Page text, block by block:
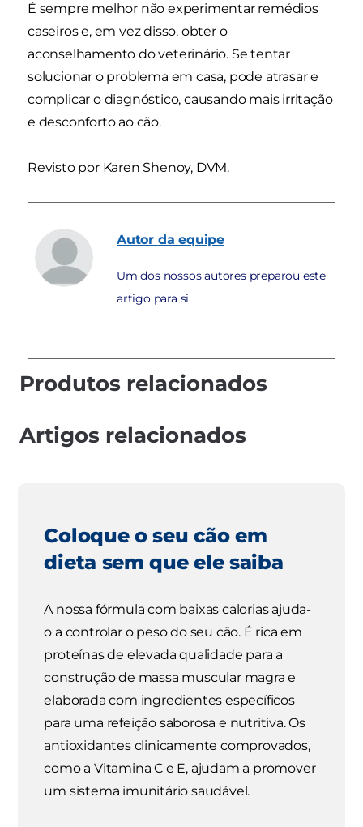
É sempre melhor não experimentar remédios
caseiros e, em vez disso, obter o
aconselhamento do veterinário. Se tentar
solucionar o problema em casa, pode atrasar e
complicar o diagnóstico, causando mais irritação
e desconforto ao cão.
Revisto por Karen Shenoy, DVM.
Autor da equipe
Um dos nossos autores preparou este
artigo para si
Produtos relacionados
Artigos relacionados
Coloque o seu cão em
dieta sem que ele saiba
A nossa fórmula com baixas calorias ajuda-
o a controlar o peso do seu cão. É rica em
proteínas de elevada qualidade para a
construção de massa muscular magra e
elaborada com ingredientes específicos
para uma refeição saborosa e nutritiva. Os
antioxidantes clinicamente comprovados,
como a Vitamina C e E, ajudam a promover
um sistema imunitário saudável.